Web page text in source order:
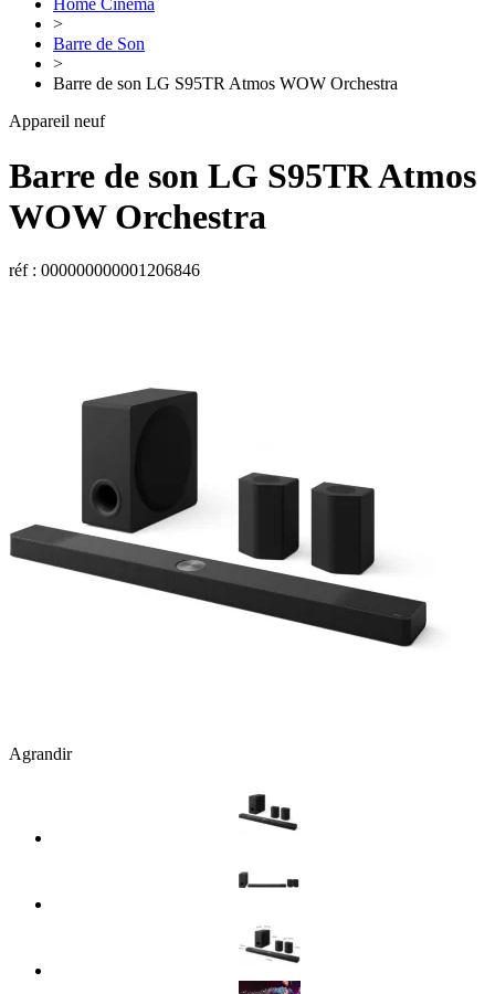
Home Cinéma
>
Barre de Son
>
Barre de son LG S95TR Atmos WOW Orchestra
Appareil neuf
Barre de son LG S95TR Atmos
WOW Orchestra
réf : 000000000001206846
Agrandir